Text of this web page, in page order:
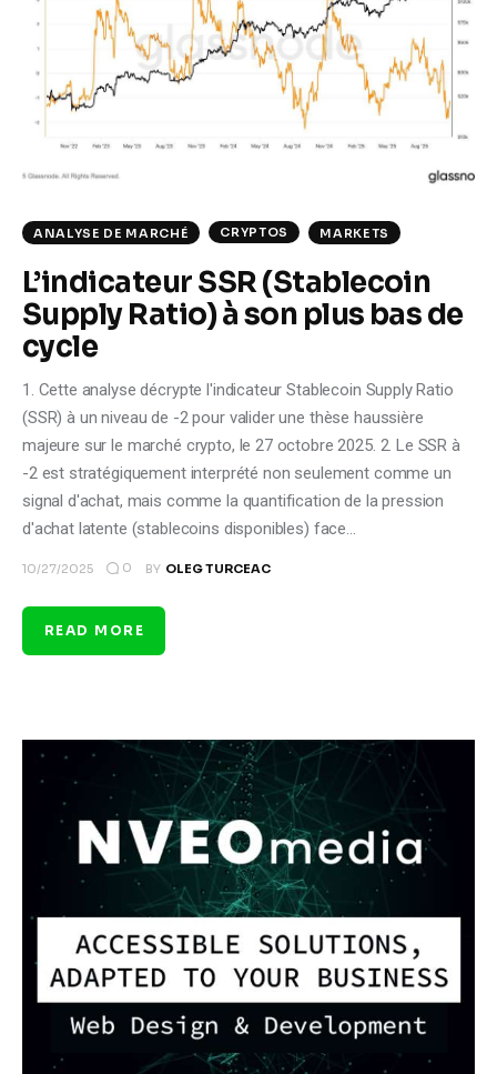
ANALYSE DE MARCHÉ CRYPTOS MARKETS
L’indicateur SSR (Stablecoin
Supply Ratio) à son plus bas de
cycle
1. Cette analyse décrypte l'indicateur Stablecoin Supply Ratio
(SSR) à un niveau de -2 pour valider une thèse haussière
majeure sur le marché crypto, le 27 octobre 2025. 2. Le SSR à
-2 est stratégiquement interprété non seulement comme un
signal d'achat, mais comme la quantification de la pression
d'achat latente (stablecoins disponibles) face…
10/27/2025 0 BY OLEG TURCEAC
READ MORE